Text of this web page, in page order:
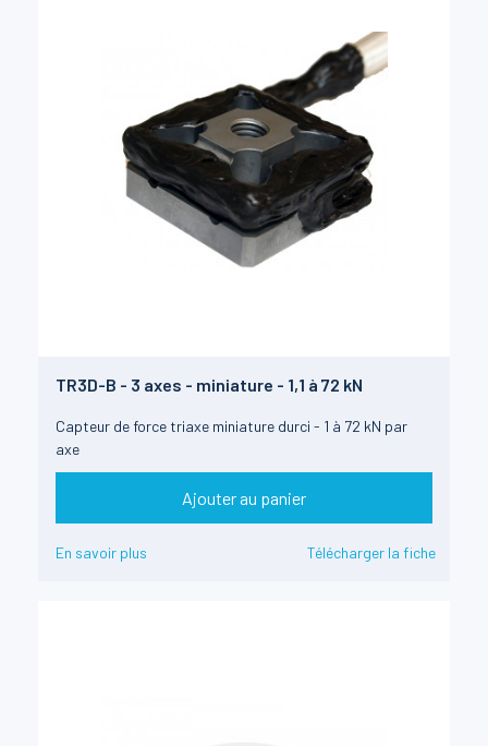
TR3D-B - 3 axes - miniature - 1,1 à 72 kN
Capteur de force triaxe miniature durci - 1 à 72 kN par
axe
Ajouter au panier
En savoir plus Télécharger la fiche